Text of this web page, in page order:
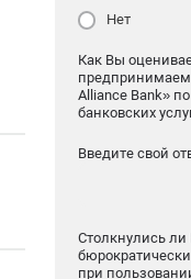
Нет
Как Вы
Alliance Bank»
банковских
Введите свой
Столкнулись
при